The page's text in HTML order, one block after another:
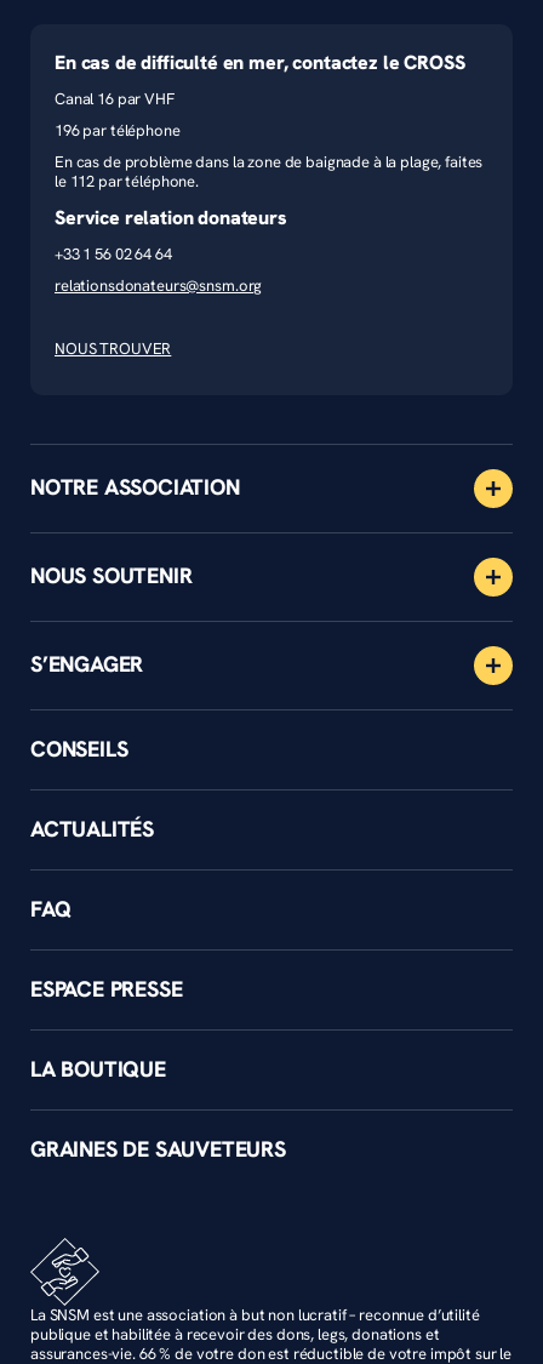
En cas de difficulté en mer, contactez le CROSS
Canal 16 par VHF
196 par téléphone
En cas de problème dans la zone de baignade à la plage, faites
le 112 par téléphone.
Service relation donateurs
+33 1 56 02 64 64
relationsdonateurs@snsm.org
NOUS TROUVER
NOTRE ASSOCIATION
NOUS SOUTENIR
S’ENGAGER
CONSEILS
ACTUALITÉS
FAQ
ESPACE PRESSE
LA BOUTIQUE
GRAINES DE SAUVETEURS
La SNSM est une association à but non lucratif – reconnue d’utilité
publique et habilitée à recevoir des dons, legs, donations et
assurances-vie. 66 % de votre don est réductible de votre impôt sur le